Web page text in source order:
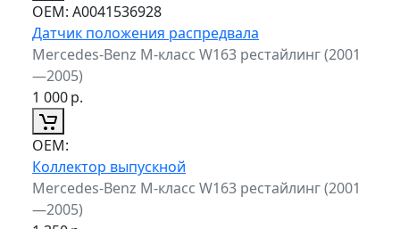
ОЕМ: A0041536928
Датчик положения распредвала
Mercedes-Benz M-класс W163 рестайлинг (2001
—2005)
1 000р.
ОЕМ:
Коллектор выпускной
Mercedes-Benz M-класс W163 рестайлинг (2001
—2005)